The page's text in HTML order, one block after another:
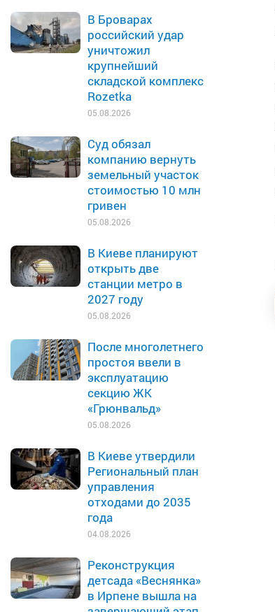
В Броварах
российский удар
уничтожил
крупнейший
складской комплекс
Rozetka
05.08.2026
Суд обязал
компанию вернуть
земельный участок
стоимостью 10 млн
гривен
05.08.2026
В Киеве планируют
открыть две
станции метро в
2027 году
05.08.2026
После многолетнего
простоя ввели в
эксплуатацию
секцию ЖК
«Грюнвальд»
05.08.2026
В Киеве утвердили
Региональный план
управления
отходами до 2035
года
04.08.2026
Реконструкция
детсада «Веснянка»
в Ирпене вышла на